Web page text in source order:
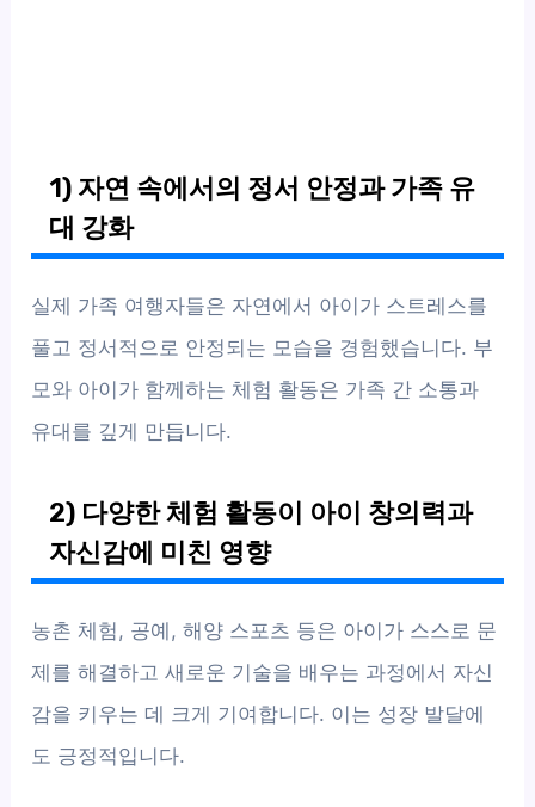
1) 자연 속에서의 정서 안정과 가족 유
대 강화
실제 가족 여행자들은 자연에서 아이가 스트레스를
풀고 정서적으로 안정되는 모습을 경험했습니다. 부
모와 아이가 함께하는 체험 활동은 가족 간 소통과
유대를 깊게 만듭니다.
2) 다양한 체험 활동이 아이 창의력과
자신감에 미친 영향
농촌 체험, 공예, 해양 스포츠 등은 아이가 스스로 문
제를 해결하고 새로운 기술을 배우는 과정에서 자신
감을 키우는 데 크게 기여합니다. 이는 성장 발달에
도 긍정적입니다.